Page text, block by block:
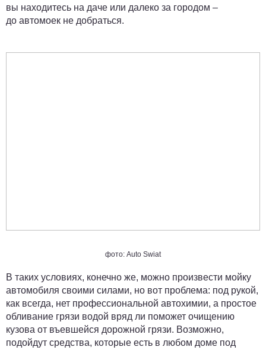
вы находитесь на даче или далеко за городом –
до автомоек не добраться.
фото: Auto Swiat
В таких условиях, конечно же, можно произвести мойку
автомобиля своими силами, но вот проблема: под рукой,
как всегда, нет профессиональной автохимии, а простое
обливание грязи водой вряд ли поможет очищению
кузова от въевшейся дорожной грязи. Возможно,
подойдут средства, которые есть в любом доме под